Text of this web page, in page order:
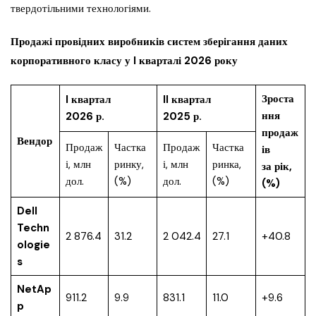
твердотільними технологіями.
Продажі провідних виробників систем зберігання даних
корпоративного класу у I кварталі 2026 року
Вендор
I квартал
2026 р.
II квартал
2025 р.
Зроста
ння
продаж
ів
за рік,
(%)
Продаж
і, млн
дол.
Частка
ринку,
(%)
Продаж
і, млн
дол.
Частка
ринка,
(%)
Dell
Techn
ologie
s
2 876.4 31.2 2 042.4 27.1 +40.8
NetAp
p
911.2 9.9 831.1 11.0 +9.6